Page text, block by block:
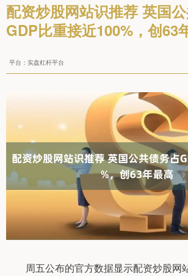
配资炒股网站识推荐 英国
GDP比重接近100%，创63
平台：实盘杠杆平台
周五公布的官方数据显示配资炒股网